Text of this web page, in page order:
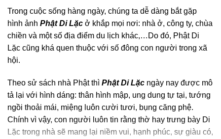
Trong cuộc sống hàng ngày, chúng ta dễ dàng bắt gặp
hình ảnh Phật Di Lặc ở khắp mọi nơi: nhà ở, công ty, chùa
chiền và một số địa điểm du lịch khác,…Do đó, Phật Di
Lặc cũng khá quen thuộc với số đông con người trong xã
hội.
Theo sử sách nhà Phật thì Phật Di Lặc ngày nay được mô
tả lại với hình dáng: thân hình mập, ung dung tự tại, tướng
ngồi thoải mái, miệng luôn cười tươi, bụng căng phệ.
Chính vì vậy, con người luôn tin rằng thờ hay trưng bày Di
Lặc trong nhà sẽ mang lại niềm vui, hạnh phúc, sự giàu có,